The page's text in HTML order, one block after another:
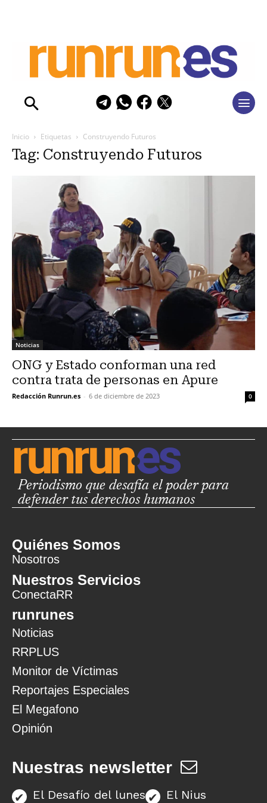
Inicio Etiquetas Construyendo Futuros
Tag: Construyendo Futuros
Noticias
ONG y Estado conforman una red
contra trata de personas en Apure
Redacción Runrun.es - 6 de diciembre de 2023 0
Periodismo que desafía el poder para
defender tus derechos humanos
Quiénes Somos
Nosotros
Nuestros Servicios
ConectaRR
runrunes
Noticias
RRPLUS
Monitor de Víctimas
Reportajes Especiales
El Megafono
Opinión
Nuestras newsletter
El Desafío del lunes El Nius